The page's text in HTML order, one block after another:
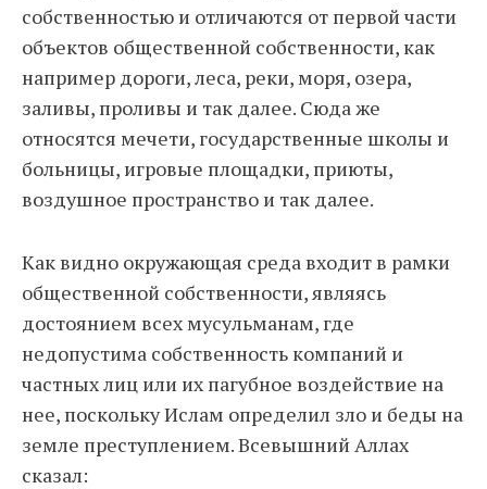
собственностью и отличаются от первой части
объектов общественной собственности, как
например дороги, леса, реки, моря, озера,
заливы, проливы и так далее. Сюда же
относятся мечети, государственные школы и
больницы, игровые площадки, приюты,
воздушное пространство и так далее.
Как видно окружающая среда входит в рамки
общественной собственности, являясь
достоянием всех мусульманам, где
недопустима собственность компаний и
частных лиц или их пагубное воздействие на
нее, поскольку Ислам определил зло и беды на
земле преступлением. Всевышний Аллах
сказал: